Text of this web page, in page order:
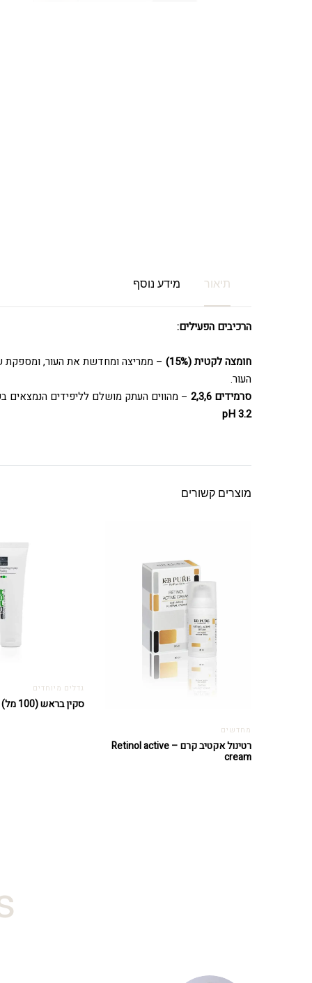
תיאור מידע נוסף
הרכיבים הפעילים:
חומצה לקטית(15%)
– ממריצה ומחדשת את העור, ומספקת
העור.
סרמידים 2,3,6
– מהווים העתק מושלם לליפידים הנמצאים
pH 3.2
מוצרים קשורים
מחדשים
רטינול אקטיב קרם – Retinol active
cream
גדלים מיוחדים
סקין בראש (100 מל) – Skin Brush